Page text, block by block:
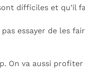
difficiles et qu’il
essayer de les
va aussi